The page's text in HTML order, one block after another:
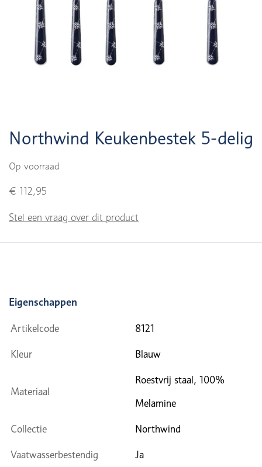
Northwind Keukenbestek 5-delig
Op voorraad
€ 112,95
Stel een vraag over dit product
Eigenschappen
Artikelcode 8121
Kleur Blauw
Materiaal
Roestvrij staal, 100%
Melamine
Collectie Northwind
Vaatwasserbestendig Ja